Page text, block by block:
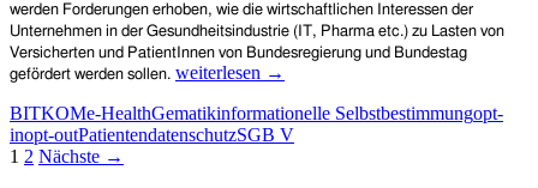
werden Forderungen erhoben, wie die wirtschaftlichen Interessen der
Unternehmen in der Gesundheitsindustrie (IT, Pharma etc.) zu Lasten von
Versicherten und PatientInnen von Bundesregierung und Bundestag
gefördert werden sollen. E-
Lobbyisten
fordern
weiterlesen →
BITKOMe-HealthGematikinformationelle Selbstbestimmungopt-
inopt-outPatientendatenschutzSGB V
Beitragsnavigation
1 2 Nächste →